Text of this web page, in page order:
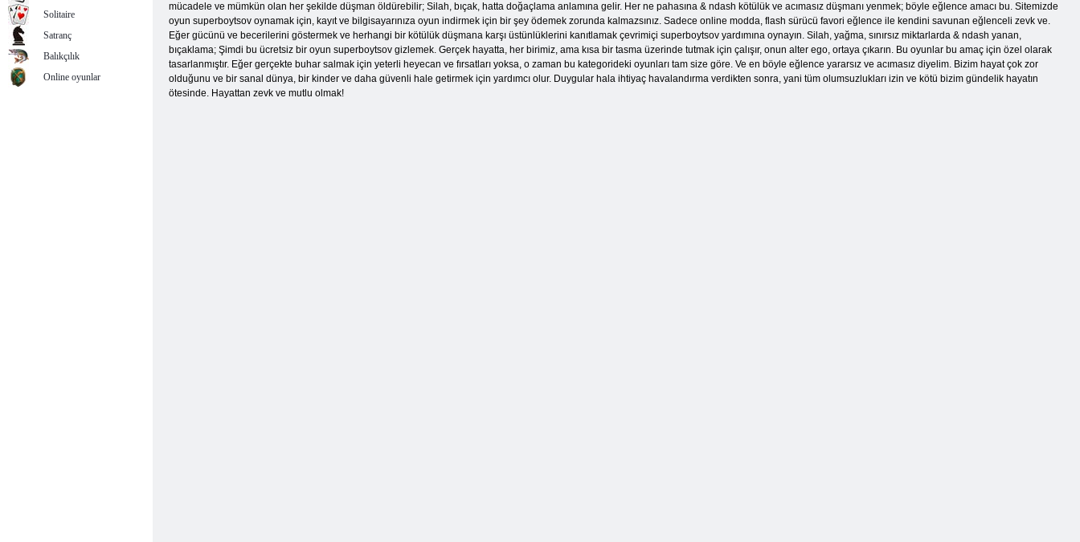
mücadele ve mümkün olan her şekilde düşman öldürebilir; Silah, bıçak, hatta doğaçlama anlamına gelir. Her ne pahasına & ndash kötülük ve acımasız düşmanı yenmek; böyle eğlence amacı bu. Sitemizde
oyun superboytsov oynamak için, kayıt ve bilgisayarınıza oyun indirmek için bir şey ödemek zorunda kalmazsınız. Sadece online modda, flash sürücü favori eğlence ile kendini savunan eğlenceli zevk ve.
Eğer gücünü ve becerilerini göstermek ve herhangi bir kötülük düşmana karşı üstünlüklerini kanıtlamak çevrimiçi superboytsov yardımına oynayın. Silah, yağma, sınırsız miktarlarda & ndash yanan,
bıçaklama; Şimdi bu ücretsiz bir oyun superboytsov gizlemek. Gerçek hayatta, her birimiz, ama kısa bir tasma üzerinde tutmak için çalışır, onun alter ego, ortaya çıkarın. Bu oyunlar bu amaç için özel olarak
tasarlanmıştır. Eğer gerçekte buhar salmak için yeterli heyecan ve fırsatları yoksa, o zaman bu kategorideki oyunları tam size göre. Ve en böyle eğlence yararsız ve acımasız diyelim. Bizim hayat çok zor
olduğunu ve bir sanal dünya, bir kinder ve daha güvenli hale getirmek için yardımcı olur. Duygular hala ihtiyaç havalandırma verdikten sonra, yani tüm olumsuzlukları izin ve kötü bizim gündelik hayatın
ötesinde. Hayattan zevk ve mutlu olmak!
Solitaire
Satranç
Balıkçılık
Online oyunlar